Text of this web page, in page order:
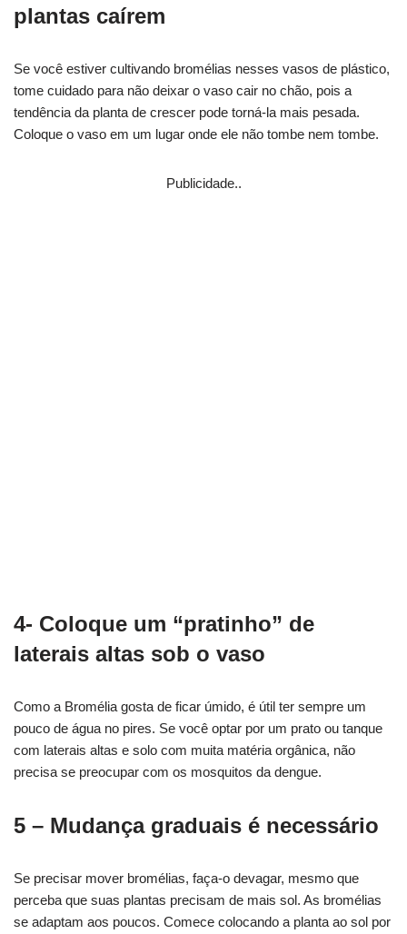
plantas caírem
Se você estiver cultivando bromélias nesses vasos de plástico,
tome cuidado para não deixar o vaso cair no chão, pois a
tendência da planta de crescer pode torná-la mais pesada.
Coloque o vaso em um lugar onde ele não tombe nem tombe.
Publicidade..
4- Coloque um “pratinho” de
laterais altas sob o vaso
Como a Bromélia gosta de ficar úmido, é útil ter sempre um
pouco de água no pires. Se você optar por um prato ou tanque
com laterais altas e solo com muita matéria orgânica, não
precisa se preocupar com os mosquitos da dengue.
5 – Mudança graduais é necessário
Se precisar mover bromélias, faça-o devagar, mesmo que
perceba que suas plantas precisam de mais sol. As bromélias
se adaptam aos poucos. Comece colocando a planta ao sol por